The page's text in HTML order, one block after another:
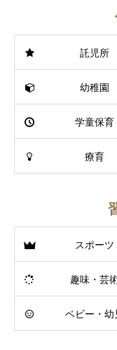
託児所
幼稚園
学童保育
療育
スポーツ
趣味・芸
ベビー・幼